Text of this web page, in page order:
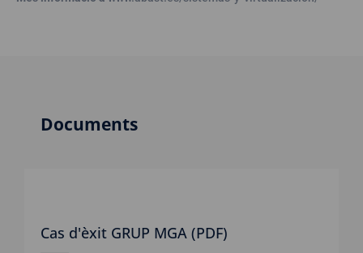
Documents
Cas d'èxit GRUP MGA (PDF)